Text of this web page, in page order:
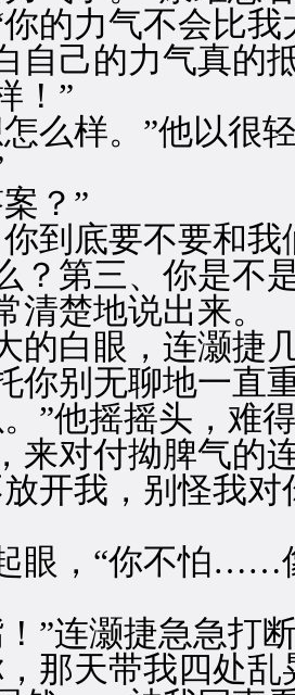
的力气不会比
己的力气真的抵
！”
样。”他以很轻
？”
底要不要和我
？第三、你是不
清楚地说出来。
白眼，连灏捷几
你别无聊地一直
他摇摇头，难得
来对付拗脾气的
我，别怪我对
，“你不怕……
连灏捷急急打断
那天带我四处